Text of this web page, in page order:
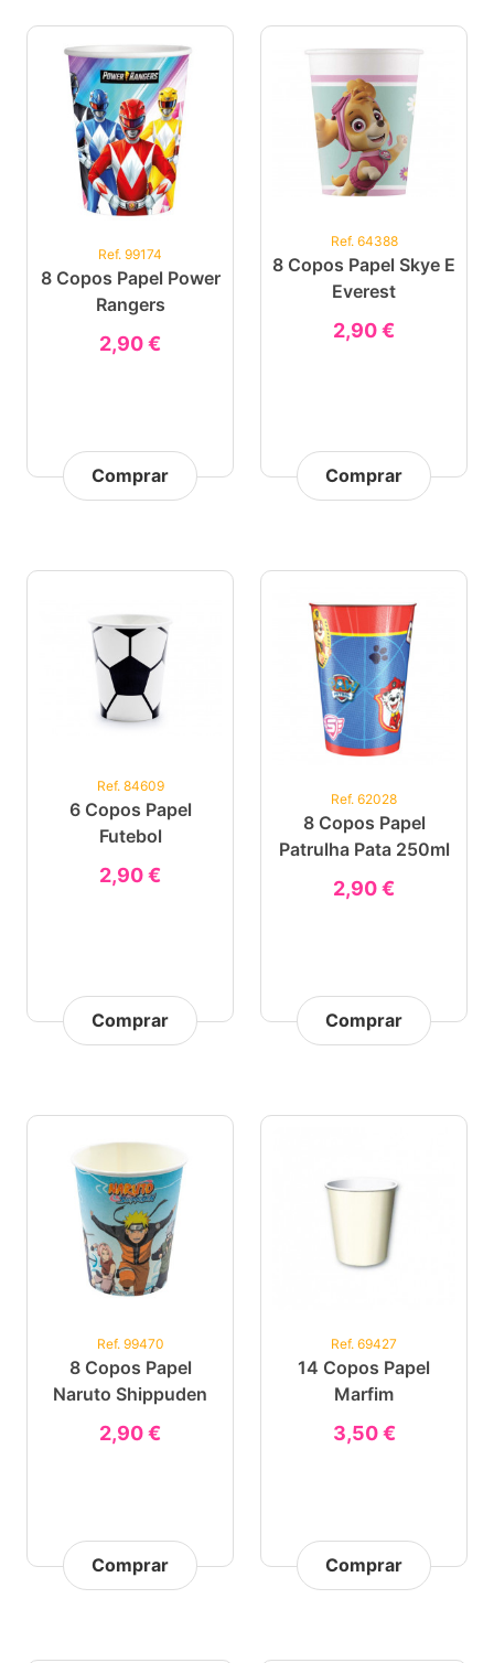
Ref. 99174
8 Copos Papel Power
Rangers
2,90 €
Comprar
Ref. 64388
8 Copos Papel Skye E
Everest
2,90 €
Comprar
Ref. 84609
6 Copos Papel
Futebol
2,90 €
Comprar
Ref. 62028
8 Copos Papel
Patrulha Pata 250ml
2,90 €
Comprar
Ref. 99470
8 Copos Papel
Naruto Shippuden
2,90 €
Comprar
Ref. 69427
14 Copos Papel
Marfim
3,50 €
Comprar